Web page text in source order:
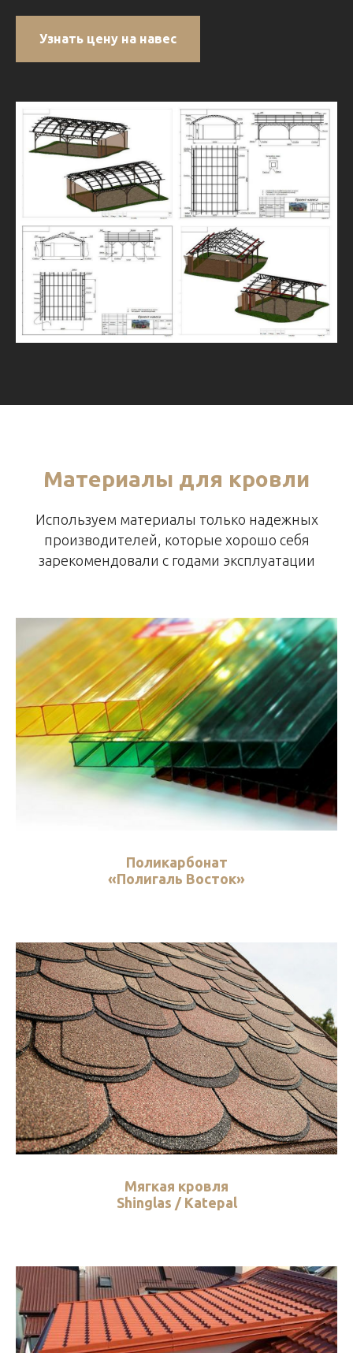
Узнать цену на навес
Материалы для кровли
Используем материалы только надежных
производителей, которые хорошо себя
зарекомендовали с годами эксплуатации
Поликарбонат
«Полигаль Восток»
Мягкая кровля
Shinglas / Katepal